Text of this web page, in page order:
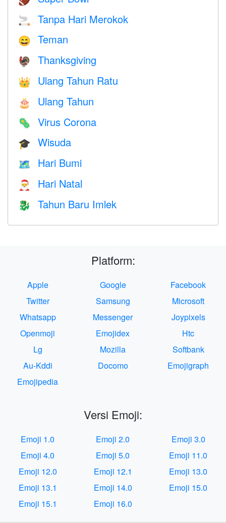
🚬 Tanpa Hari Merokok
😄 Teman
🦃 Thanksgiving
👑 Ulang Tahun Ratu
🎂 Ulang Tahun
🦠 Virus Corona
🎓 Wisuda
🗺️ Hari Bumi
🎅 Hari Natal
🐉 Tahun Baru Imlek
Platform:
Apple Google
Facebook
Twitter
Samsung
Microsoft
Whatsapp
Messenger
Joypixels
Openmoji
Emojidex
Htc
Lg
Mozilla
Softbank
Au-Kddi
Docomo
Emojigraph
Emojipedia
Versi Emoji:
Emoji 1.0 Emoji 2.0
Emoji 3.0
Emoji 4.0
Emoji 5.0
Emoji 11.0
Emoji 12.0
Emoji 12.1
Emoji 13.0
Emoji 13.1
Emoji 14.0
Emoji 15.0
Emoji 15.1
Emoji 16.0